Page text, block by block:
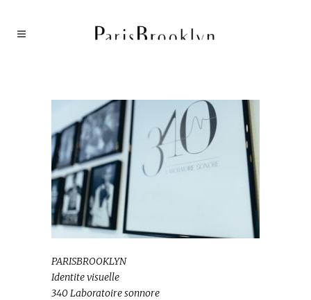
PARISBROOKLYN
Identite visuelle
340 Laboratoire sonnore